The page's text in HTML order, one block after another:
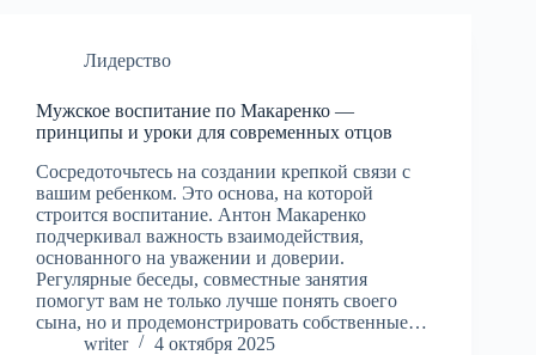
Лидерство
Мужское воспитание по Макаренко —
принципы и уроки для современных отцов
Сосредоточьтесь на создании крепкой связи с
вашим ребенком. Это основа, на которой
строится воспитание. Антон Макаренко
подчеркивал важность взаимодействия,
основанного на уважении и доверии.
Регулярные беседы, совместные занятия
помогут вам не только лучше понять своего
сына, но и продемонстрировать собственные…
writer
4 октября 2025